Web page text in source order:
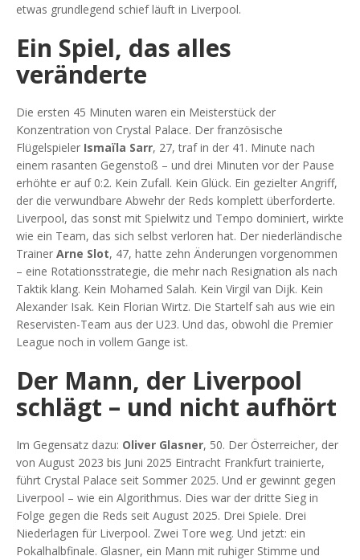
etwas grundlegend schief läuft in Liverpool.
Ein Spiel, das alles
veränderte
Die ersten 45 Minuten waren ein Meisterstück der
Konzentration von Crystal Palace. Der französische
Flügelspieler Ismaïla Sarr, 27, traf in der 41. Minute nach
einem rasanten Gegenstoß – und drei Minuten vor der Pause
erhöhte er auf 0:2. Kein Zufall. Kein Glück. Ein gezielter Angriff,
der die verwundbare Abwehr der Reds komplett überforderte.
Liverpool, das sonst mit Spielwitz und Tempo dominiert, wirkte
wie ein Team, das sich selbst verloren hat. Der niederländische
Trainer Arne Slot, 47, hatte zehn Änderungen vorgenommen
– eine Rotationsstrategie, die mehr nach Resignation als nach
Taktik klang. Kein Mohamed Salah. Kein Virgil van Dijk. Kein
Alexander Isak. Kein Florian Wirtz. Die Startelf sah aus wie ein
Reservisten-Team aus der U23. Und das, obwohl die Premier
League noch in vollem Gange ist.
Der Mann, der Liverpool
schlägt – und nicht aufhört
Im Gegensatz dazu: Oliver Glasner, 50. Der Österreicher, der
von August 2023 bis Juni 2025 Eintracht Frankfurttrainierte,
führt Crystal Palace seit Sommer 2025. Und er gewinnt gegen
Liverpool – wie ein Algorithmus. Dies war der dritte Sieg in
Folge gegen die Reds seit August 2025. Drei Spiele. Drei
Niederlagen für Liverpool. Zwei Tore weg. Und jetzt: ein
Pokalhalbfinale. Glasner, ein Mann mit ruhiger Stimme und